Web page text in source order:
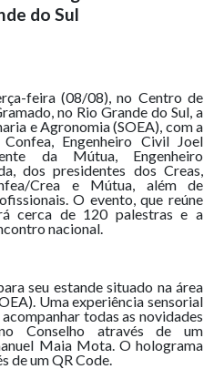
do Sul
feira (08/08), no Centro de
no Rio Grande do Sul, a
e Agronomia (SOEA), com a
Engenheiro Civil Joel
da Mútua, Engenheiro
dos presidentes dos Creas,
Crea e Mútua, além de
O evento, que reúne
cerca de 120 palestras e a
nacional.
seu estande situado na área
Uma experiência sensorial
todas as novidades
Conselho através de um
Maia Mota. O holograma
de um QR Code.